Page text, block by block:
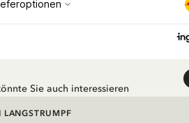
Sie auch interessieren
LANGSTRUMPF